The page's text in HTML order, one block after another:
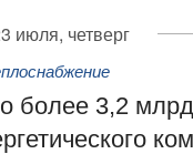
июля, четверг
более 3,2